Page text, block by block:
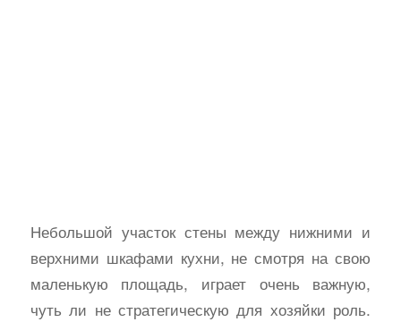
Небольшой участок стены между нижними и
верхними шкафами кухни, не смотря на свою
маленькую площадь, играет очень важную,
чуть ли не стратегическую для хозяйки роль.